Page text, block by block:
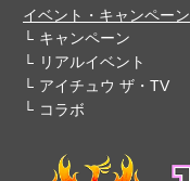
イベント・キャンペーン
キャンペーン
リアルイベント
アイチュウ ザ・TV
コラボ